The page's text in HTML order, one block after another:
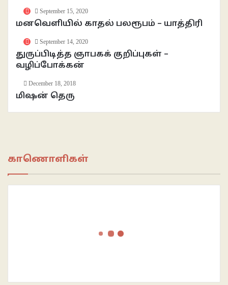
September 15, 2020
மனவெளியில் காதல் பலரூபம் – யாத்திரி
September 14, 2020
துருப்பிடித்த ஞாபகக் குறிப்புகள் –
வழிப்போக்கன்
December 18, 2018
மிஷன் தெரு
காணொளிகள்